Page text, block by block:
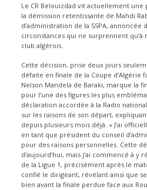
Le CR Belouizdad vit actuellement
la démission retentissante de Mahdi
d’administration de la SSPA, annoncée
circonstances qui ne surprennent
club algérois.
Cette décision, prise deux jours
défaite en finale de la Coupe d’Algérie
Nelson Mandela de Baraki, marque la
pour l’une des figures les plus
déclaration accordée à la Radio
sur les raisons de son départ,
depuis plusieurs mois déjà. « J’ai
en tant que président du conseil
pour des raisons personnelles. Cette
d’aujourd’hui, mais j’ai commencé à y
de la Ligue 1, précisément après le
confié le dirigeant, révélant ainsi que
bien avant la finale perdue face aux